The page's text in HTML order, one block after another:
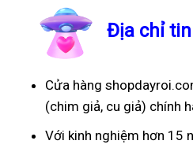
Địa chỉ
Cửa hàng
(chim giả, cu giả) chính
Với kinh nghiệm hơn 15